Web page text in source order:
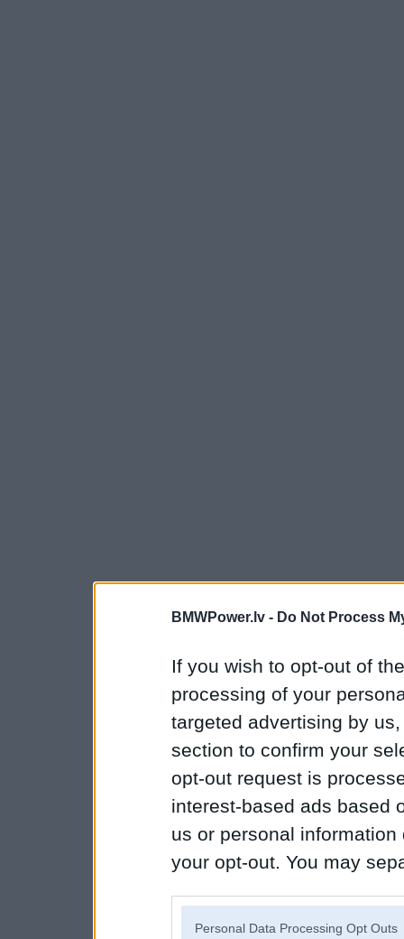
BMWPower.lv - Do Not Process
If you wish to opt-out of
processing of your
targeted advertising by
section to confirm your
opt-out request is
interest-based ads based
us or personal
your opt-out. You may
Personal Data Processing Opt Outs